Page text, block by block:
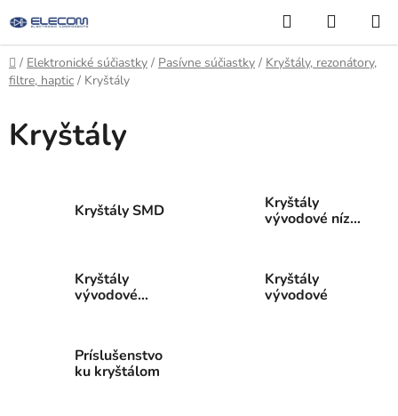
na
obsah
Hľadať
KOŠÍK
Domov
/ Elektronické súčiastky / Pasívne súčiastky / Kryštály, rezonátory,
filtre, haptic / Kryštály
Kryštály
Kryštály SMD
Kryštály
vývodové nízky
Kryštály
vývodové
Kryštály
vývodové
Príslušenstvo
ku kryštálom